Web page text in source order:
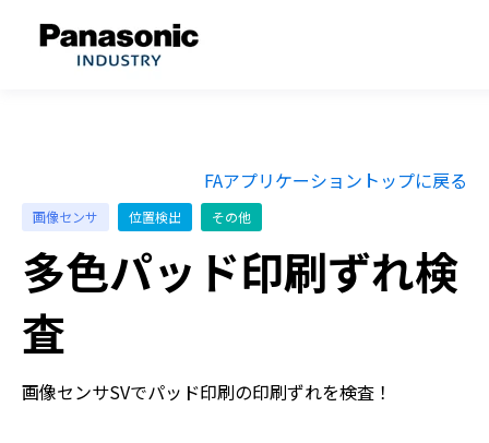
FAアプリケーショントップに戻る
画像センサ 位置検出 その他
多色パッド印刷ずれ検
査
画像センサSVでパッド印刷の印刷ずれを検査！